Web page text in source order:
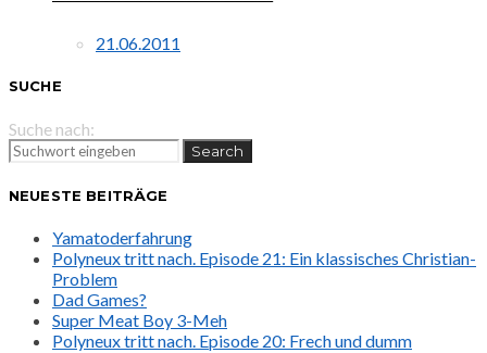
21.06.2011
SUCHE
Suche nach:
Search
NEUESTE BEITRÄGE
Yamatoderfahrung
Polyneux tritt nach. Episode 21: Ein klassisches Christian-
Problem
Dad Games?
Super Meat Boy 3-Meh
Polyneux tritt nach. Episode 20: Frech und dumm